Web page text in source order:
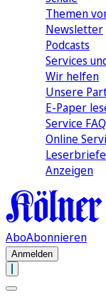
Themen
Newsletter
Podcasts
Services
Wir helfen
Unsere
E-Paper
Service FAQ
Online
Leserbriefe
Anzeigen
AboAbonnieren
Anmelden